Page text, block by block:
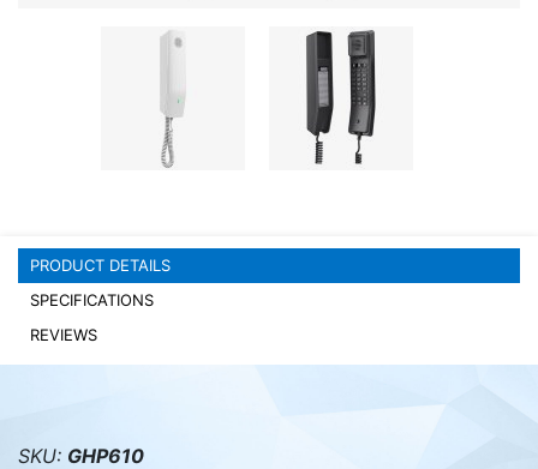
PRODUCT DETAILS
SPECIFICATIONS
REVIEWS
SKU: GHP610